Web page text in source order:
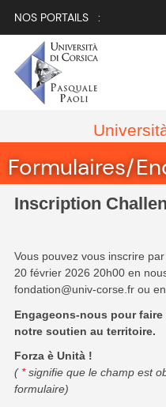
NOS PORTAILS :
Formulaires/
Inscription
Vous pouvez vous inscrire
20 février 2026 20h00 en
fondation@univ-corse.fr ou
Engageons-nous pour
notre soutien au territoire.
Forza è Unità !
(*signifie que le champ est
formulaire)